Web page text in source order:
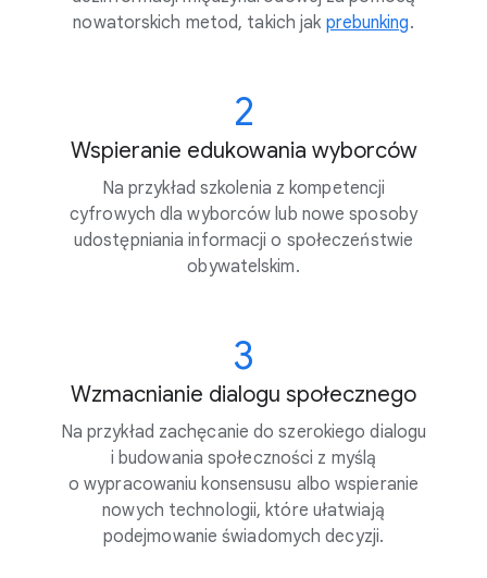
nowatorskich metod, takich jak prebunking.
2
Wspieranie edukowania wyborców
Na przykład szkolenia z kompetencji
cyfrowych dla wyborców lub nowe sposoby
udostępniania informacji o społeczeństwie
obywatelskim.
3
Wzmacnianie dialogu społecznego
Na przykład zachęcanie do szerokiego dialogu
i budowania społeczności z myślą
o wypracowaniu konsensusu albo wspieranie
nowych technologii, które ułatwiają
podejmowanie świadomych decyzji.